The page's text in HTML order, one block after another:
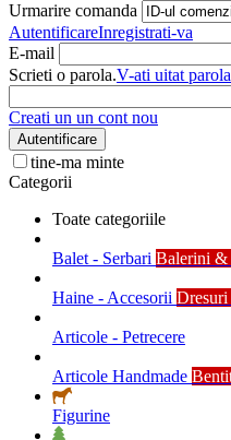
Urmarire comanda
AutentificareInregistrati-va
E-mail
Scrieti o parola.V-ati uitat
Creati un un cont nou
Autentificare
tine-ma minte
Categorii
Toate categoriile
Balet - Serbari Balerini
Haine - Accesorii
Articole - Petrecere
Articole Handmade
Figurine